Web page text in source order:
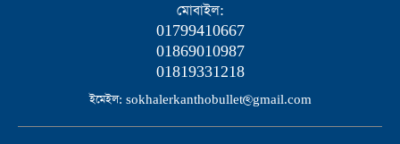
মোবাইল:
01799410667
01869010987
01819331218
ইমেইল: sokhalerkanthobullet@gmail.com